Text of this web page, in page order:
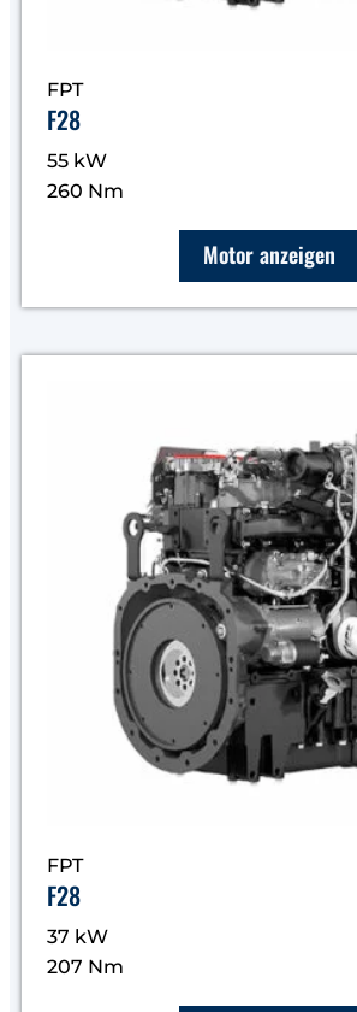
FPT
F28
55 kW
260 Nm
Motor anzeigen
FPT
F28
37 kW
207 Nm